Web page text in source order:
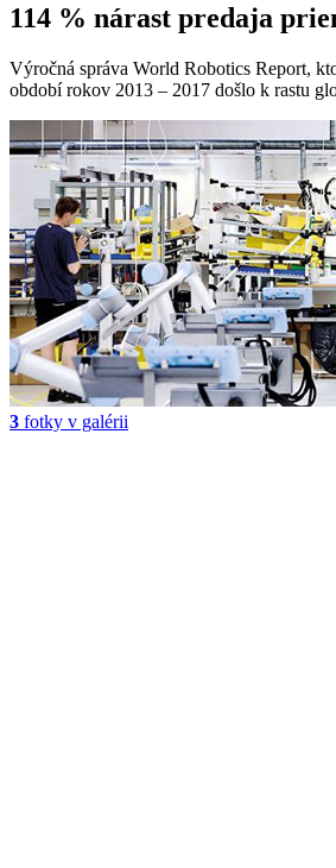
114 % nárast predaja
Výročná správa World Robotics Report,
období rokov 2013 – 2017 došlo k rastu
3 fotky v galérii